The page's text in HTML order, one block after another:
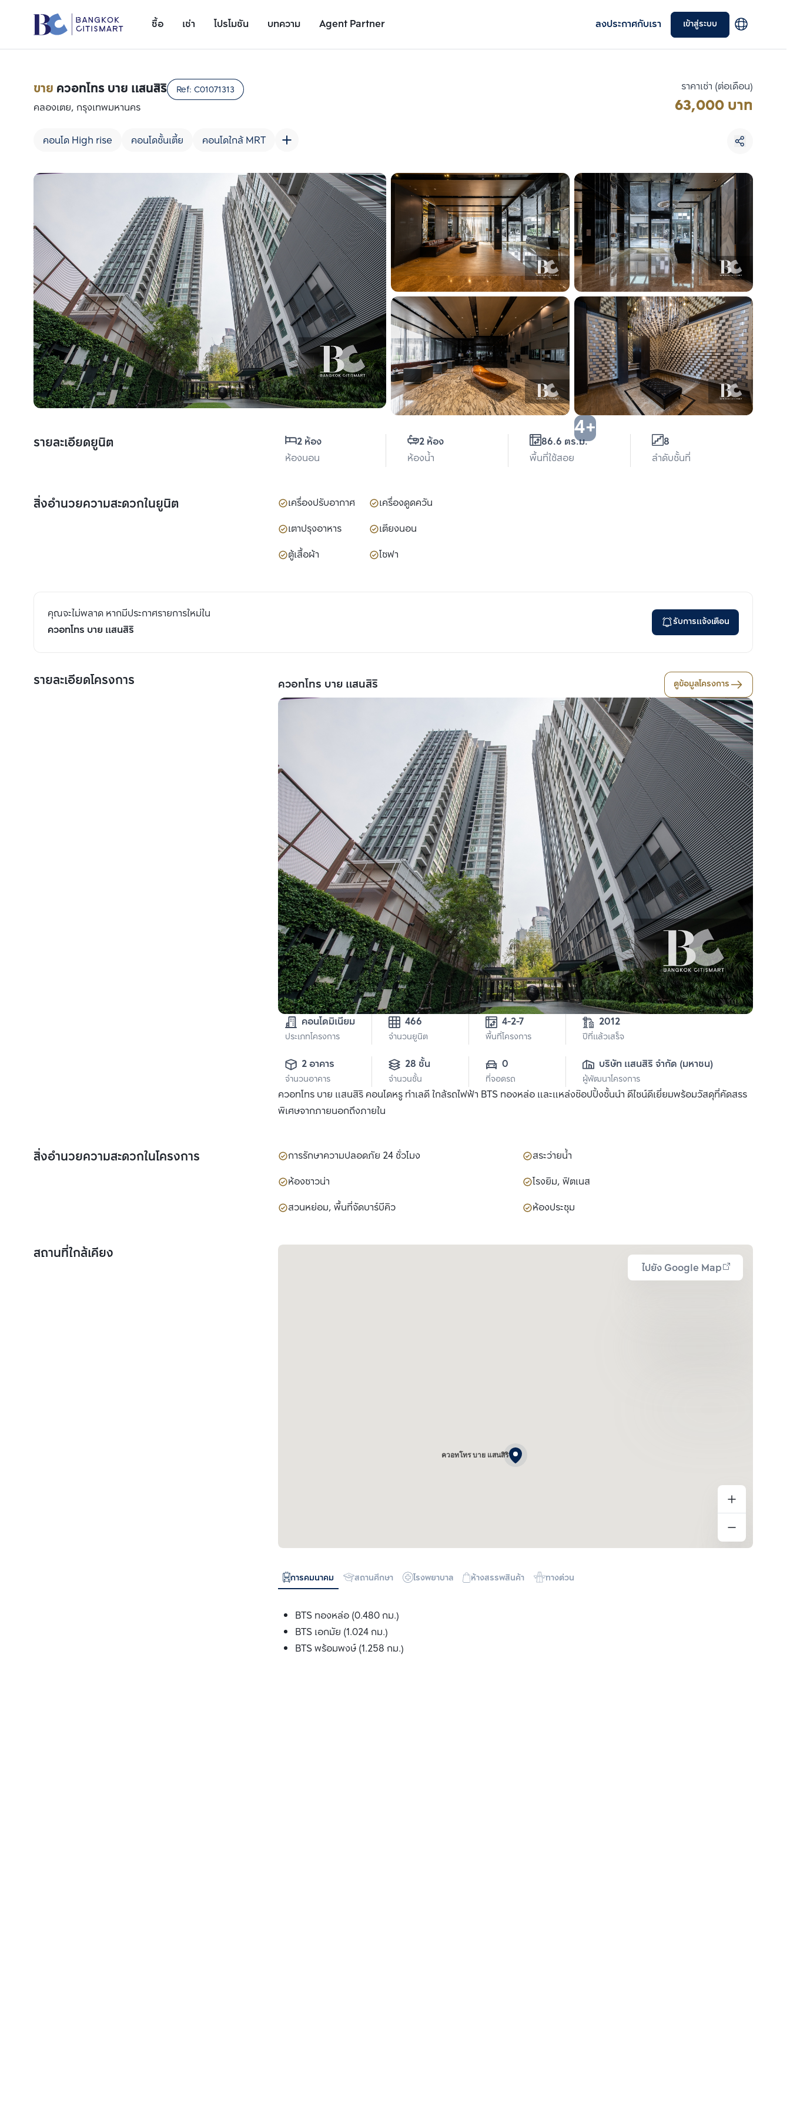
ซื้อ เช่า โปรโมชัน บทความ Agent Partner ลงประกาศกับเรา เข้าสู่ระบบ
รายละเอียดยูนิต
ขาย ควอทโทร บาย แสนสิริ Ref: C01071313
คลองเตย, กรุงเทพมหานคร
คอนโด High rise คอนโดชั้นเตี้ย คอนโดใกล้ MRT
ราคาเช่า (ต่อเดือน)
63,000 บาท
4+
รายละเอียดยูนิต
2 ห้อง
ห้องนอน
2 ห้อง
ห้องน้ำ
86.6 ตร.ม.
พื้นที่ใช้สอย
8
ลำดับชั้นที่
สิ่งอำนวยความสะดวกในยูนิต เครื่องปรับอากาศ
เครื่องดูดควัน
เตาปรุงอาหาร
เตียงนอน
ตู้เสื้อผ้า
โซฟา
คุณจะไม่พลาด หากมีประกาศรายการใหม่ใน
ควอทโทร บาย แสนสิริ
รับการแจ้งเตือน
รายละเอียดโครงการ ควอทโทร บาย แสนสิริ ดูข้อมูลโครงการ
คอนโดมิเนียม
ประเภทโครงการ
466
จำนวนยูนิต
4-2-7
พื้นที่โครงการ
2012
ปีที่แล้วเสร็จ
2 อาคาร
จำนวนอาคาร
28 ชั้น
จำนวนชั้น
0
ที่จอดรถ
บริษัท แสนสิริ จำกัด (มหาชน)
ผู้พัฒนาโครงการ
ควอทโทร บาย แสนสิริ คอนโดหรู ทำเลดี ใกล้รถไฟฟ้า BTS ทองหล่อ และแหล่งช๊อปปิ้งชั้นนำ ดีไซน์ดีเยี่ยมพร้อมวัสดุที่คัดสรร
พิเศษจากภายนอกถึงภายใน
สิ่งอำนวยความสะดวกในโครงการ การรักษาความปลอดภัย 24 ชั่วโมง
สระว่ายน้ำ
ห้องซาวน่า
โรงยิม, ฟิตเนส
สวนหย่อม, พื้นที่จัดบาร์บีคิว
ห้องประชุม
สถานที่ใกล้เคียง
ไปยัง Google Map
ควอทโทร บาย แสนสิริ
การคมนาคม สถานศึกษา โรงพยาบาล ห้างสรรพสินค้า ทางด่วน
BTS ทองหล่อ (0.480 กม.)
BTS เอกมัย (1.024 กม.)
BTS พร้อมพงษ์ (1.258 กม.)
เพิ่มยูนิตเปรียบเทียบ
รายการที่ 1
เพิ่มยูนิตเปรียบเทียบ
รายการที่ 2
เพิ่มยูนิตเปรียบเทียบ
รายการที่ 3
เลือกยูนิตเพื่อเปรียบเทียบ
เลือกได้สูงสุด 3 รายการ
เปรียบเทียบ
ลบทั้งหมด